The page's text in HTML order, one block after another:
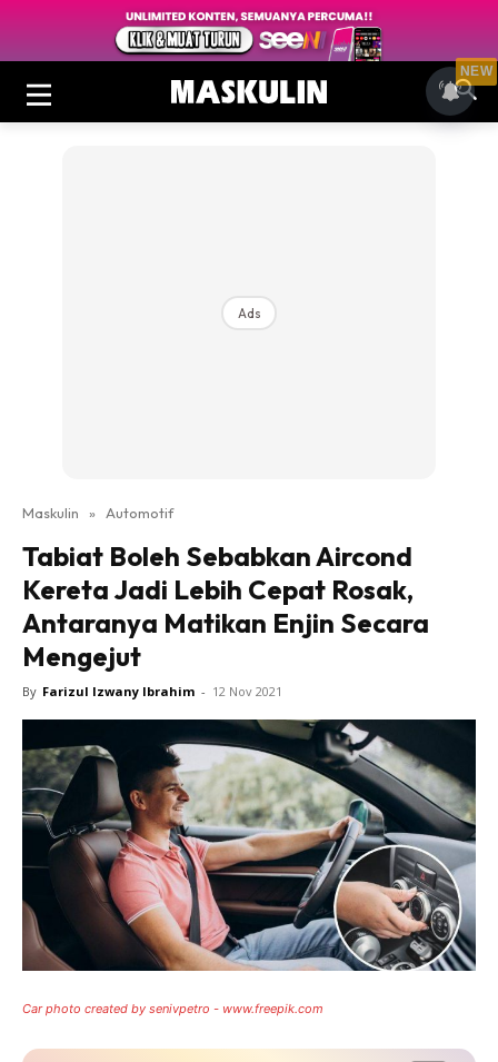
Ads
Maskulin » Automotif
Tabiat Boleh Sebabkan Aircond
Kereta Jadi Lebih Cepat Rosak,
Antaranya Matikan Enjin Secara
Mengejut
By Farizul Izwany Ibrahim - 12 Nov 2021
Car photo created by senivpetro - www.freepik.com
NEW